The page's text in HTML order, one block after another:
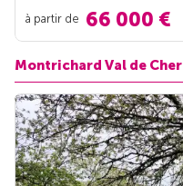
à partir de 66 000 €
Montrichard Val de Cher